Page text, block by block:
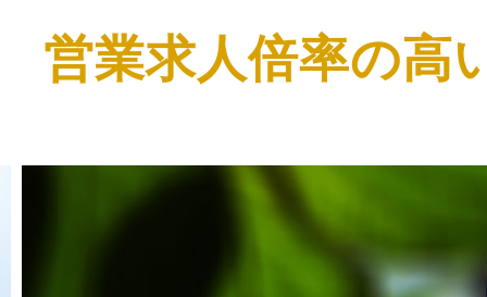
営業求人倍率の高